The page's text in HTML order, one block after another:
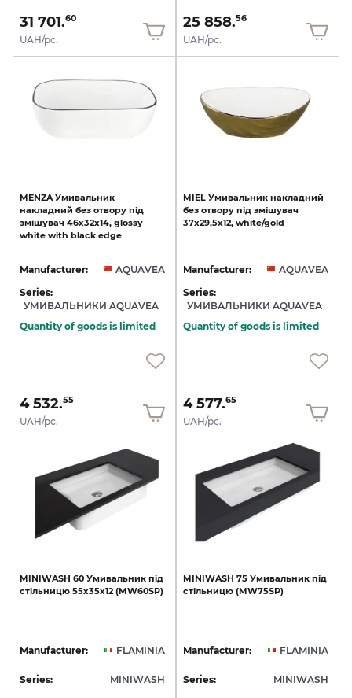
31 701.60
UAH/pc.
25 858.56
UAH/pc.
MENZA Умивальник
накладний без отвору під
змішувач 46x32x14, glossy
white with black edge
Manufacturer:
AQUAVEA
Series:
УМИВАЛЬНИКИ AQUAVEA
Quantity of goods is limited
4 532.55
UAH/pc.
MIEL Умивальник накладний
без отвору під змішувач
37x29,5x12, white/gold
Manufacturer:
AQUAVEA
Series:
УМИВАЛЬНИКИ AQUAVEA
Quantity of goods is limited
4 577.65
UAH/pc.
MINIWASH 60 Умивальник під
стільницю 55х35х12 (MW60SP)
Manufacturer: FLAMINIA
Series: MINIWASH
MINIWASH 75 Умивальник під
стільницю (MW75SP)
Manufacturer: FLAMINIA
Series: MINIWASH